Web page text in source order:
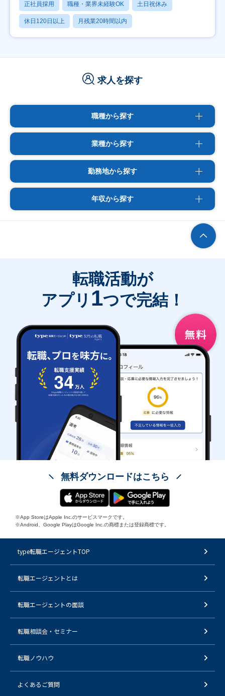
正社員採用 職種・業界未経験OK 土日祝休み
休日120日以上 月残業20時間以内
求人を探す
職種から探す
業種から探す
勤務地から探す
年収から探す
転職活動が
アプリ 1つで完結！
無料ダウンロードはこちら
※App StoreはApple Inc.のサービスマークです。
※Android、Google PlayはGoogle Inc.の商標または登録商標です。
type転職エージェントTOP
転職エージェントとは
転職エージェントの面談
転職相談会・セミナー
転職ノウハウ
よくあるご質問